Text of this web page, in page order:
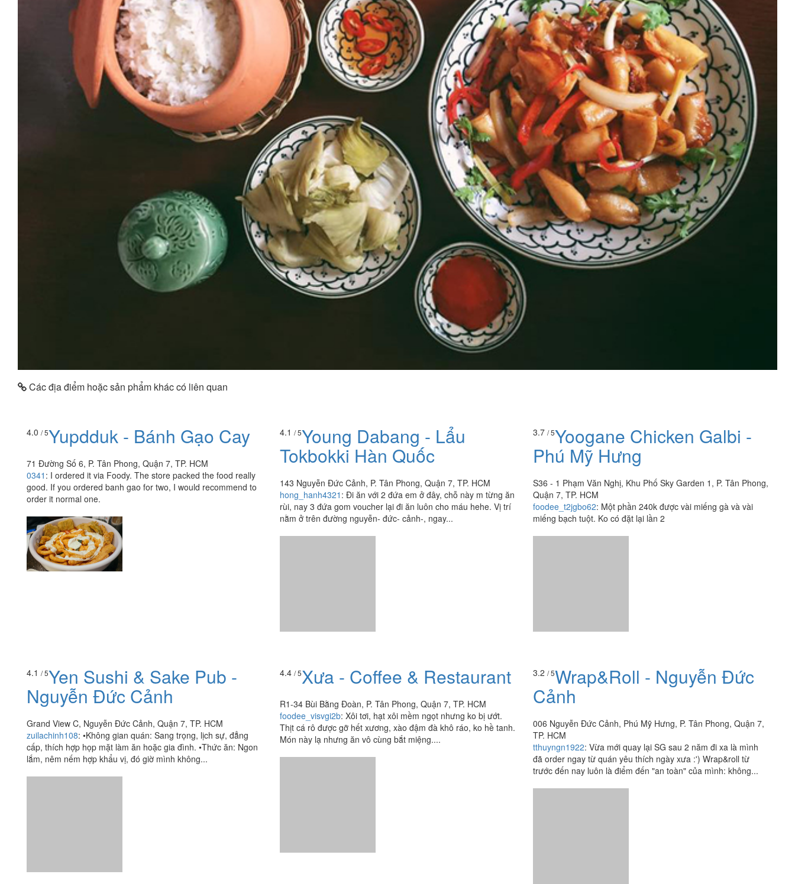
Các địa điểm hoặc sản phẩm khác có liên quan
4.0 / 5Yupdduk - Bánh Gạo Cay
71 Đường Số 6, P. Tân Phong, Quận 7, TP. HCM
0341 : I ordered it via Foody. The store packed the food really
good. If you ordered banh gao for two, I would recommend to
order it normal one.
4.1 / 5Young Dabang - Lẩu
Tokbokki Hàn Quốc
143 Nguyễn Đức Cảnh, P. Tân Phong, Quận 7, TP. HCM
hong_hanh4321 : Đi ăn với 2 đứa em ở đây, chỗ này m từng ăn
rùi, nay 3 đứa gom voucher lại đi ăn luôn cho máu hehe. Vị trí
nằm ở trên đường nguyễn- đức- cảnh-, ngay...
3.7 / 5Yoogane Chicken Galbi -
Phú Mỹ Hưng
S36 - 1 Phạm Văn Nghị, Khu Phố Sky Garden 1, P. Tân Phong,
Quận 7, TP. HCM
foodee_t2jgbo62: Một phần 240k được vài miếng gà và vài
miếng bạch tuột. Ko có đặt lại lần 2
4.1 / 5Yen Sushi & Sake Pub -
Nguyễn Đức Cảnh
Grand View C, Nguyễn Đức Cảnh, Quận 7, TP. HCM
zuilachinh108: •Không gian quán: Sang trọng, lịch sự, đẳng
cấp, thích hợp họp mặt làm ăn hoặc gia đình. •Thức ăn: Ngon
lắm, nêm nếm hợp khẩu vị, đó giờ mình không...
4.4 / 5Xưa - Coffee & Restaurant
R1-34 Bùi Bằng Đoàn, P. Tân Phong, Quận 7, TP. HCM
foodee_visvgi2b: Xôi tơi, hạt xôi mềm ngọt nhưng ko bị ướt.
Thịt cá rô được gỡ hết xương, xào đậm đà khô ráo, ko hề tanh.
Món này lạ nhưng ăn vô cùng bắt miệng....
3.2 / 5Wrap&Roll - Nguyễn Đức
Cảnh
006 Nguyễn Đức Cảnh, Phú Mỹ Hưng, P. Tân Phong, Quận 7,
TP. HCM
tthuyngn1922: Vừa mới quay lại SG sau 2 năm đi xa là mình
đã order ngay từ quán yêu thích ngày xưa :') Wrap&roll từ
trước đến nay luôn là điểm đến "an toàn" của mình: không...